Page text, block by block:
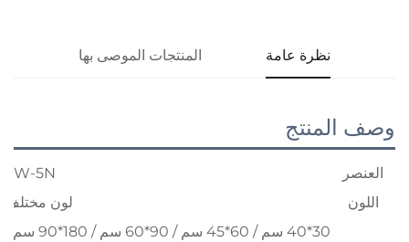
نظرة عامة المنتجات الموصى بها
وصف المنتج
العنصر
SW-5N
اللون
لون مختلف
30*40 سم / 60*45 سم / 90*60 سم / 180*90 سم /